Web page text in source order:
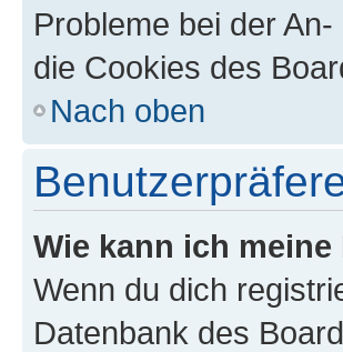
Probleme bei der
die Cookies des
Nach oben
Wie kann ich
Wenn du dich
Datenbank des